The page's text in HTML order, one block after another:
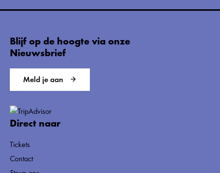
Blijf op de hoogte via onze
Nieuwsbrief
Meld je aan
Direct naar
Tickets
Contact